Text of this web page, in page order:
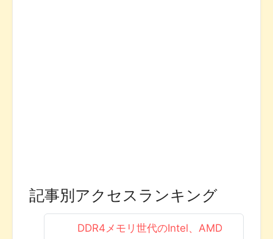
記事別アクセスランキング
DDR4メモリ世代のIntel、AMD